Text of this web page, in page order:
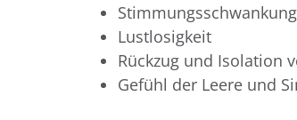
Lustlosigkeit
Rückzug und Isolation
Gefühl der Leere und